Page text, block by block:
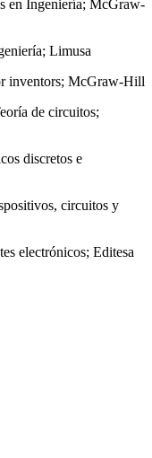
en Ingeniería; McGraw-
Limusa
inventors; McGraw-Hill
de circuitos;
discretos e
circuitos y
electrónicos; Editesa